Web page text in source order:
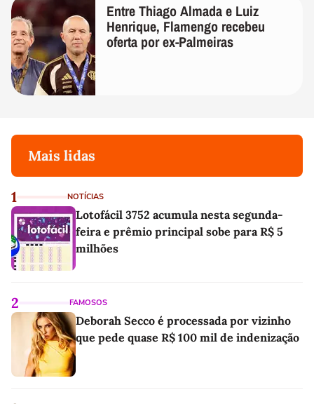
Entre Thiago Almada e Luiz
Henrique, Flamengo recebeu
oferta por ex-Palmeiras
Mais lidas
1 NOTÍCIAS
Lotofácil 3752 acumula nesta segunda-
feira e prêmio principal sobe para R$ 5
milhões
2 FAMOSOS
Deborah Secco é processada por vizinho
que pede quase R$ 100 mil de indenização